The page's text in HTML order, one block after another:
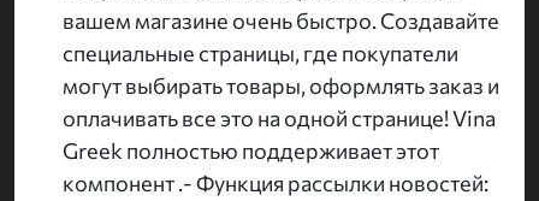
вашем магазине очень быстро. Создавайте
специальные страницы, где покупатели
могут выбирать товары, оформлять заказ и
оплачивать все это на одной странице! Vina
Greek полностью поддерживает этот
компонент .- Функция рассылки новостей: